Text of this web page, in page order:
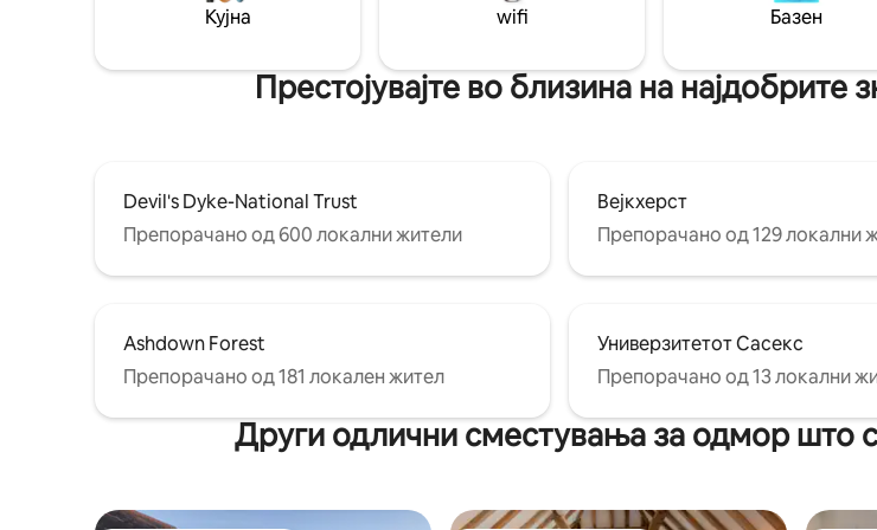
хектар. Во близина има неколку
градини и хотел со нов спа центар. Во
близина на Хоршам нуди сѐ што може
да се очекува од убав англиски
автомобил на располагање. Сепак, до
кратки растојанија до места како што
се Леонардсли и Саут Лоџ може лесно
да се стигне пеш или со 5-минутно
скривалиште – родендени, годишнини
или едноставно удобно место за
Кујна wifi Базен
Престојувајте во близина на
Devil's Dyke-National Trust
Препорачано од 600 локални жители
Вејкхерст
Препорачано од 129 локални
Ashdown Forest
Препорачано од 181 локален жител
Универзитетот Сасекс
Препорачано од 13 локални
Други одлични сместувања за одмор што